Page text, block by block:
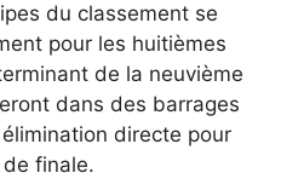
du classement se
pour les huitièmes
de la neuvième
dans des barrages
directe pour
finale.